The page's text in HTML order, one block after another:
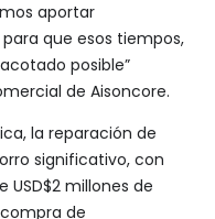
aportar
que esos tiempos,
posible”
de Aisoncore.
la reparación de
significativo, con
millones de
de